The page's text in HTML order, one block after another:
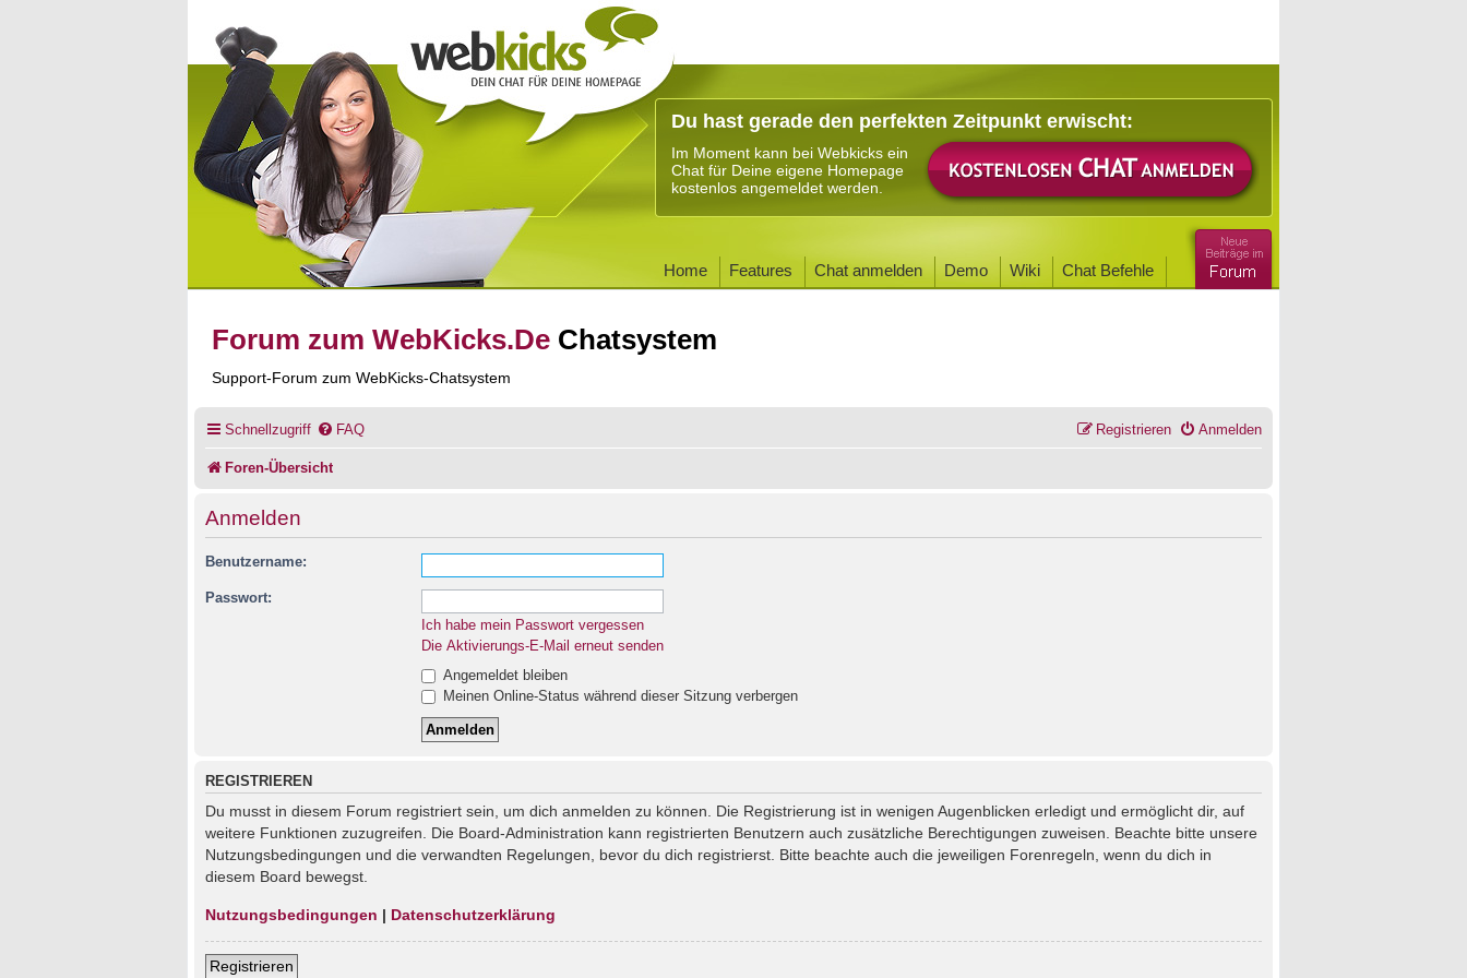
Du hast gerade den perfekten Zeitpunkt erwischt:
Im Moment kann bei Webkicks ein
Chat für Deine eigene Homepage
kostenlos angemeldet werden.
Home Features Chat anmelden Demo Wiki Chat Befehle
Forum zum WebKicks.De Chatsystem
Support-Forum zum WebKicks-Chatsystem
Schnellzugriff FAQ Anmelden
Registrieren
Foren-Übersicht
Anmelden
Benutzername:
Passwort:
Ich habe mein Passwort vergessen
Die Aktivierungs-E-Mail erneut senden
Angemeldet bleiben
Meinen Online-Status während dieser Sitzung verbergen
REGISTRIEREN
Du musst in diesem Forum registriert sein, um dich anmelden zu können. Die Registrierung ist in wenigen Augenblicken erledigt und ermöglicht dir, auf
weitere Funktionen zuzugreifen. Die Board-Administration kann registrierten Benutzern auch zusätzliche Berechtigungen zuweisen. Beachte bitte unsere
Nutzungsbedingungen und die verwandten Regelungen, bevor du dich registrierst. Bitte beachte auch die jeweiligen Forenregeln, wenn du dich in
diesem Board bewegst.
Nutzungsbedingungen | Datenschutzerklärung
Registrieren